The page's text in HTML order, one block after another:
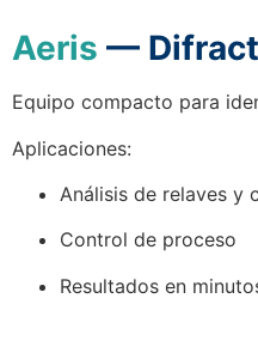
Aeris —
Equipo compacto para
Aplicaciones:
Análisis de relaves y
Control de proceso
Resultados en